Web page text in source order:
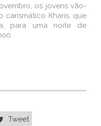
os jovens vão-
Kharis, que
para uma noite de
Tweet